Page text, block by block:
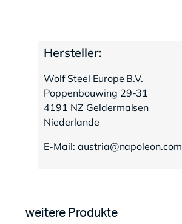
Hersteller:
Wolf Steel Europe B.V.
Poppenbouwing 29-31
4191 NZ Geldermalsen
Niederlande
E-Mail: austria@napoleon.com
weitere Produkte